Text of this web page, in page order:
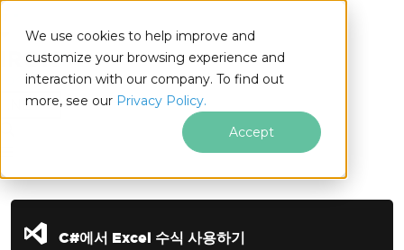
We use cookies to help improve and
customize your browsing experience and
interaction with our company. To find out
more, see our Privacy Policy.
Accept
.NET
푸터 콘텐츠로 바로가기
C#에서 Excel 수식 사용하기